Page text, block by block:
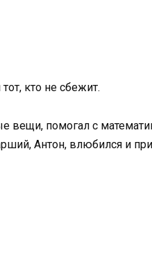
кто не сбежит.
вещи, помогал с
Антон, влюбился и